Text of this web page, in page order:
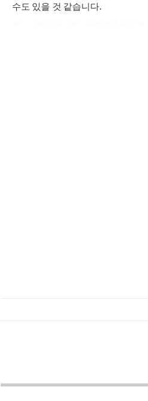
수도 있을 것 같습니다.